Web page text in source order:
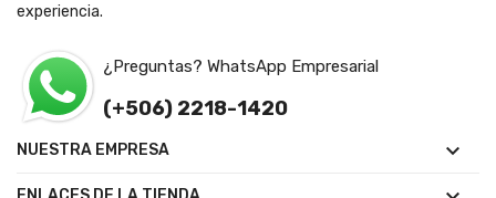
experiencia.
¿Preguntas? WhatsApp Empresarial
(+506) 2218-1420
NUESTRA EMPRESA 